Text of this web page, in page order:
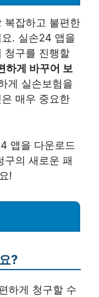
복잡하고 불편한
. 실손24 앱을
청구를 진행할
하게 바꾸어 보
게 실손보험을
매우 중요한
앱을 다운로드
구의 새로운 패
!
?
하게 청구할 수